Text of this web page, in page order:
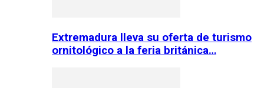
Extremadura lleva su oferta de turismo
ornitológico a la feria británica…